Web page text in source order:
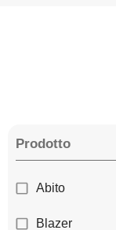
Prodotto
Abito
Blazer